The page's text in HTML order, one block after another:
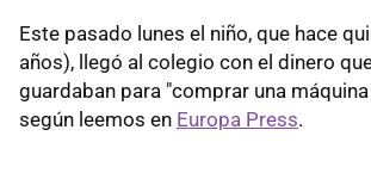
Este pasado lunes el niño, que hace
años), llegó al colegio con el dinero
guardaban para "comprar una máquina
según leemos en Europa Press.